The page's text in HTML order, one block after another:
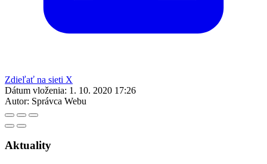
Zdieľať na sieti X
Dátum vloženia: 1. 10. 2020 17:26
Autor: Správca Webu
Aktuality